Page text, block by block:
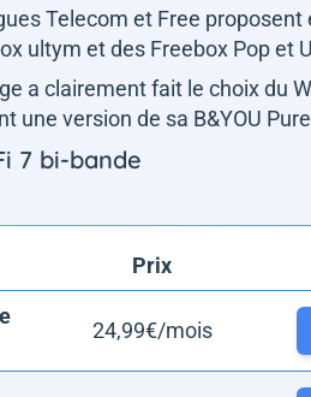
Telecom et Free
ultym et des Freebox Pop et
a clairement fait le choix du
une version de sa B&YOU
7 bi-bande
Prix
24,99€/mois